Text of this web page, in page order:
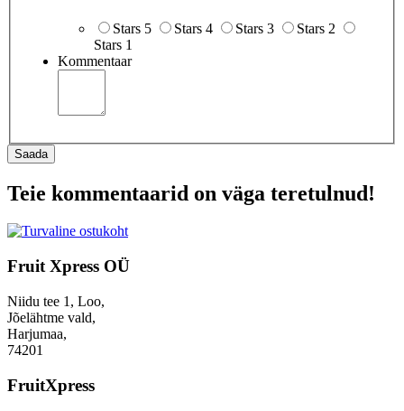
Stars 5 Stars 4 Stars 3
Stars 2
Stars 1
Kommentaar
Saada
Teie kommentaarid on väga teretulnud!
Fruit Xpress OÜ
Niidu tee 1, Loo,
Jõelähtme vald,
Harjumaa,
74201
FruitXpress